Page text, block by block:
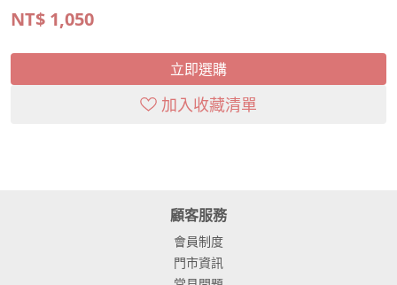
NT$ 1,050
立即選購
加入收藏清單
顧客服務
會員制度
門市資訊